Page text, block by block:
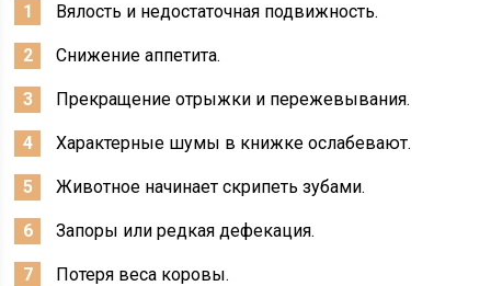
Вялость и недостаточная подвижность.
Снижение аппетита.
Прекращение отрыжки и пережевывания.
Характерные шумы в книжке ослабевают.
Животное начинает скрипеть зубами.
Запоры или редкая дефекация.
Потеря веса коровы.